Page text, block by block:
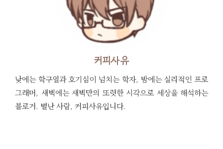
커피사유
낮에는 학구열과 호기심이 넘치는 학자, 밤에는 실리적인 프로
그래머, 새벽에는 새벽만의 또렷한 시각으로 세상을 해석하는
블로거. 별난 사람, 커피사유입니다.